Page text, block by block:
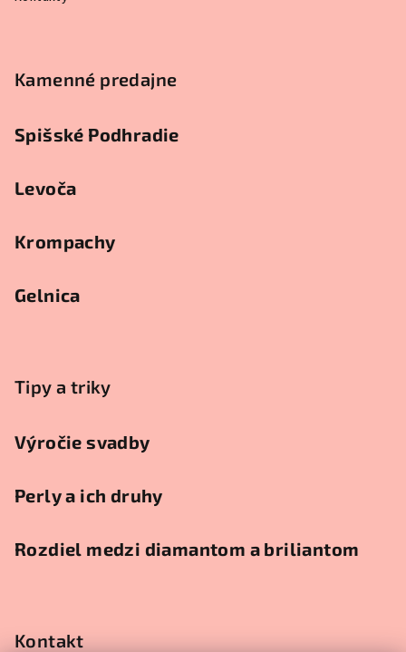
Kamenné predajne
Spišské Podhradie
Levoča
Krompachy
Gelnica
Tipy a triky
Výročie svadby
Perly a ich druhy
Rozdiel medzi diamantom a briliantom
Kontakt